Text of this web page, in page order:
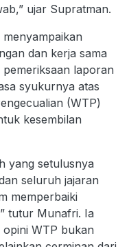
ujar Supratman.
dan kerja sama
laporan
syukurnya atas
(WTP)
kesembilan
yang setulusnya
seluruh jajaran
memperbaiki
tutur Munafri. Ia
WTP bukan